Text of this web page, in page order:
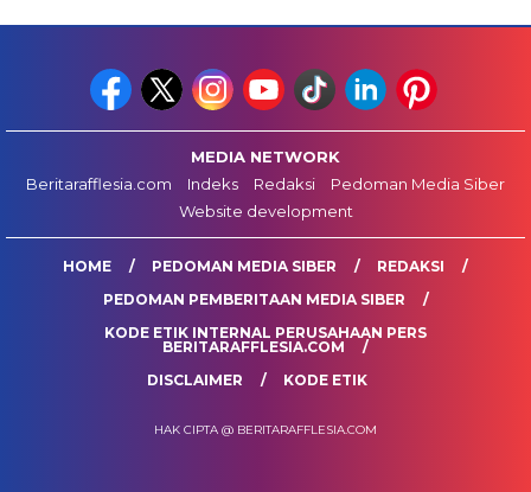
MEDIA NETWORK
Beritarafflesia.com
Indeks Redaksi
Pedoman Media Siber
Website development
HOME PEDOMAN MEDIA SIBER
REDAKSI
PEDOMAN PEMBERITAAN MEDIA SIBER
KODE ETIK INTERNAL PERUSAHAAN PERS
BERITARAFFLESIA.COM
DISCLAIMER
KODE ETIK
HAK CIPTA @ BERITARAFFLESIA.COM